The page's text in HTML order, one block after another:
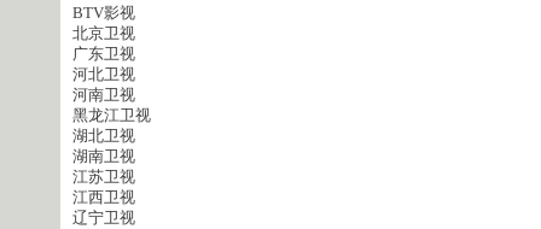
BTV影视
北京卫视
广东卫视
河北卫视
河南卫视
黑龙江卫视
湖北卫视
湖南卫视
江苏卫视
江西卫视
辽宁卫视